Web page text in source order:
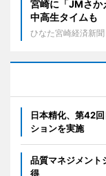
宮崎に「JMさか
中高生タイムも
ひなた宮崎経済新聞
日本精化、第42
ションを実施
品質マネジメント
得